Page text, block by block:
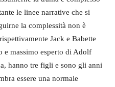
le linee narrative che si
la complessità non è
Jack e Babette
e massimo esperto di Adolf
hanno tre figli e sono gli anni
essere una normale